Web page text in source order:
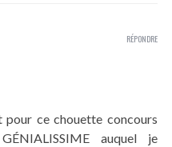
ce chouette concours
auquel je
RÉPONDRE